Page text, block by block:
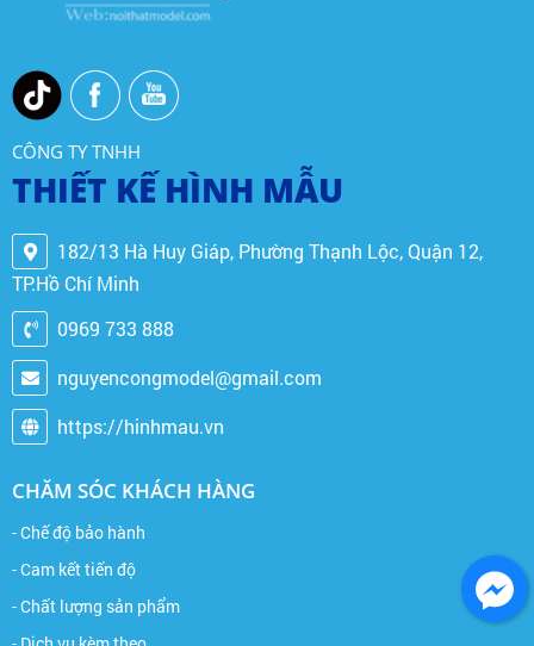
CÔNG TY TNHH
THIẾT KẾ HÌNH MẪU
182/13 Hà Huy Giáp, Phường Thạnh Lộc, Quận 12,
TP.Hồ Chí Minh
0969 733 888
nguyencongmodel@gmail.com
https://hinhmau.vn
CHĂM SÓC KHÁCH HÀNG
- Chế độ bảo hành
- Cam kết tiến độ
- Chất lượng sản phẩm